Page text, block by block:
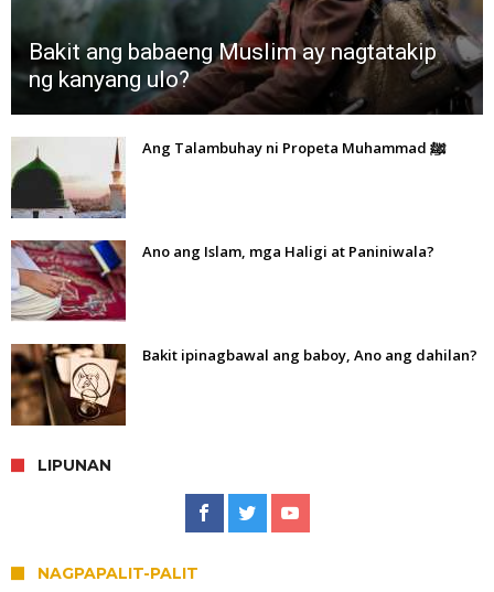
Bakit ang babaeng Muslim ay nagtatakip
ng kanyang ulo?
Ang Talambuhay ni Propeta Muhammad ﷺ
Ano ang Islam, mga Haligi at Paniniwala?
Bakit ipinagbawal ang baboy, Ano ang dahilan?
LIPUNAN
NAGPAPALIT-PALIT